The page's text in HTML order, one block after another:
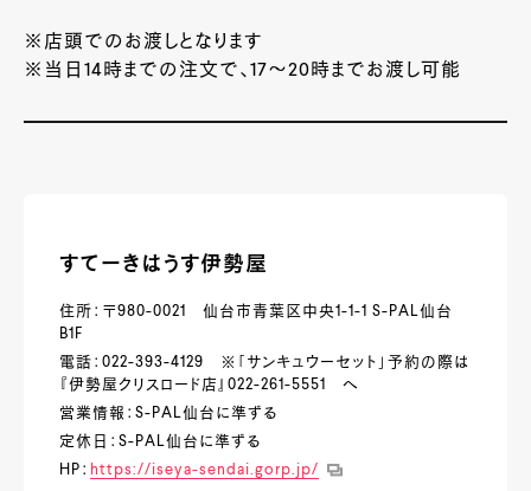
※店頭でのお渡しとなります
※当日 14時までの注文で、17～20時までお渡し可能
すてーきはうす伊勢屋
住所：〒980-0021 仙台市青葉区中央1-1-1 S-PAL仙台
B1F
電話：022-393-4129 ※「サンキュウーセット」予約の際は
『伊勢屋クリスロード店』022-261-5551 へ
営業情報：S-PAL仙台に準ずる
定休日：S-PAL仙台に準ずる
HP： https://iseya-sendai.gorp.jp/